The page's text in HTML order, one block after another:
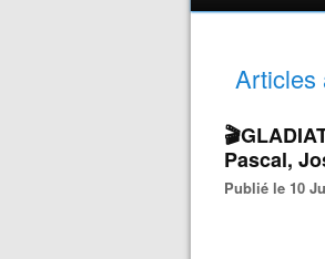
Articles
Pascal,
Publié le 10